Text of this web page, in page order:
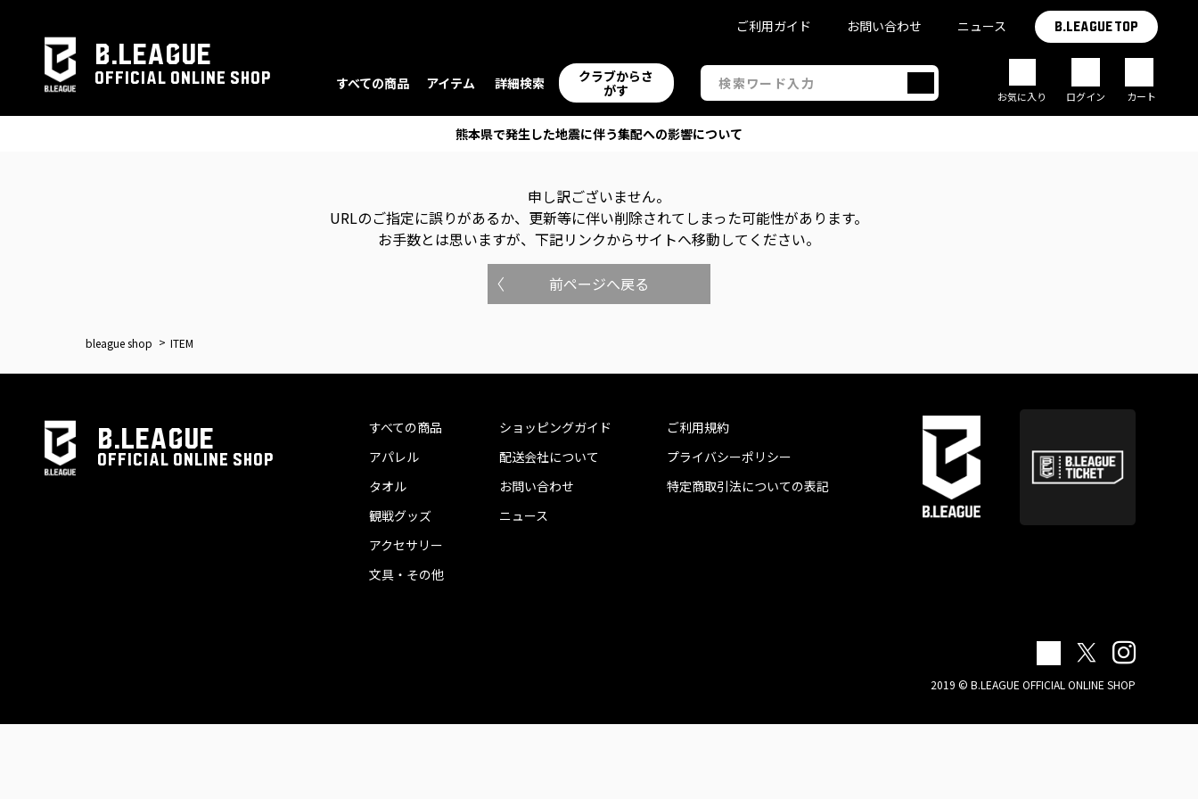
B.LEAGUE
OFFICIAL ONLINE SHOP すべての商品 アイテム 詳細検索
クラブからさ
がす
ご利用ガイド お問い合わせ ニュース B.LEAGUE TOP
お気に入り ログイン カート
熊本県で発生した地震に伴う集配への影響について
申し訳ございません。
URLのご指定に誤りがあるか、更新等に伴い削除されてしまった可能性があります。
お手数とは思いますが、下記リンクからサイトへ移動してください。
前ページへ戻る
bleague shop ITEM
B.LEAGUE
OFFICIAL ONLINE SHOP
すべての商品
アパレル
タオル
観戦グッズ
アクセサリー
文具・その他
ショッピングガイド
配送会社について
お問い合わせ
ニュース
ご利用規約
プライバシーポリシー
特定商取引法についての表記
2019 © B.LEAGUE OFFICIAL ONLINE SHOP